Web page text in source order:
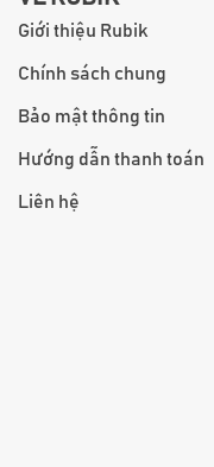
Giới thiệu Rubik
Chính sách chung
Bảo mật thông tin
Hướng dẫn thanh toán
Liên hệ